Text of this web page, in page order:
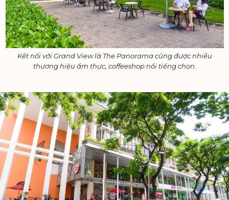
Kết nối với Grand View là The Panorama cũng được nhiều
thương hiệu ẩm thực, coffeeshop nổi tiếng chọn.